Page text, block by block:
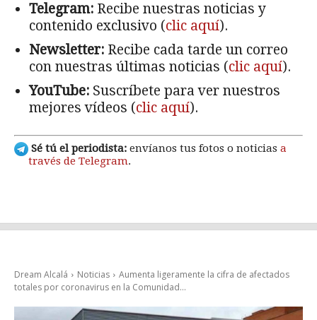
Telegram: Recibe nuestras noticias y
contenido exclusivo (clic aquí).
Newsletter: Recibe cada tarde un correo
con nuestras últimas noticias (clic aquí).
YouTube: Suscríbete para ver nuestros
mejores vídeos (clic aquí).
Sé tú el periodista: envíanos tus fotos o noticias a
través de Telegram.